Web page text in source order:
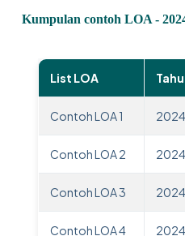
nKumpulan contoh LOA -
List LOA
Contoh LOA 1 2024
Contoh LOA 2 2024
Contoh LOA 3 2024
Contoh LOA 4 2024